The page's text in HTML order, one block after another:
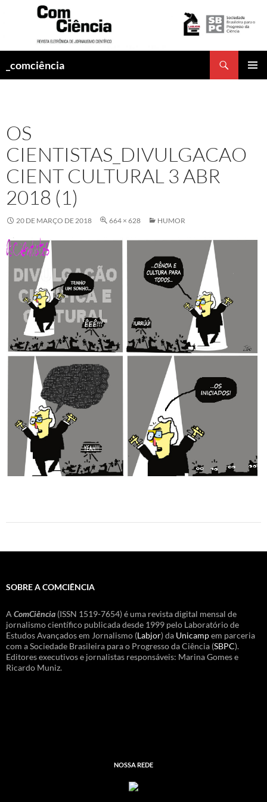
_comciência
OS
CIENTISTAS_DIVULGACAO
CIENT CULTURAL 3 ABR
2018 (1)
20 DE MARÇO DE 2018 664 × 628 HUMOR
SOBRE A COMCIÊNCIA
A ComCiência (ISSN 1519-7654) é uma revista digital mensal de
jornalismo científico publicada desde 1999 pelo Laboratório de
Estudos Avançados em Jornalismo (Labjor) da Unicampem parceria
com a Sociedade Brasileira para o Progresso da Ciência (SBPC).
Editores executivos e jornalistas responsáveis: Marina Gomes e
Ricardo Muniz.
NOSSA REDE